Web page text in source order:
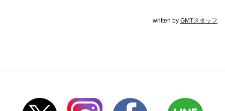
written by GMTスタッフ